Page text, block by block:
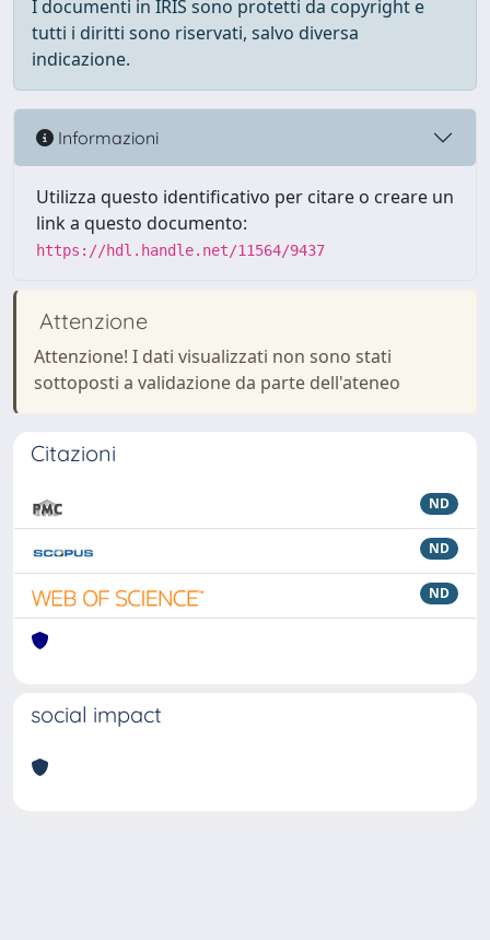
I documenti in IRIS sono protetti da copyright e
tutti i diritti sono riservati, salvo diversa
indicazione.
Informazioni
Utilizza questo identificativo per citare o creare un
link a questo documento:
https://hdl.handle.net/11564/9437
Attenzione
Attenzione! I dati visualizzati non sono stati
sottoposti a validazione da parte dell'ateneo
Citazioni
ND
ND
ND
social impact